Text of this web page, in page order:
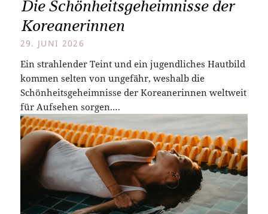
Die Schönheitsgeheimnisse der
Koreanerinnen
29. JUNI 2026
Ein strahlender Teint und ein jugendliches Hautbild
kommen selten von ungefähr, weshalb die
Schönheitsgeheimnisse der Koreanerinnen weltweit
für Aufsehen sorgen.…